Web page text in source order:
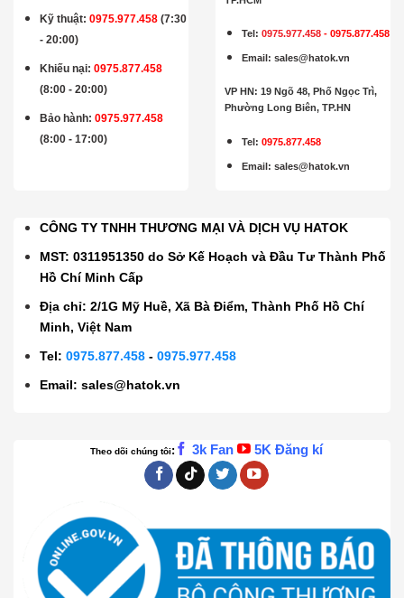
Kỹ thuật:0975.977.458 (7:30
- 20:00)
Khiếu nại: 0975.877.458
(8:00 - 20:00)
Bảo hành:0975.977.458
(8:00 - 17:00)
Tel:0975.977.458 -0975.877.458
Email:sales@hatok.vn
VP HN: 19 Ngõ 48, Phố Ngọc Trì,
Phường Long Biên, TP.HN
Tel: 0975.877.458
Email:sales@hatok.vn
CÔNG TY TNHH THƯƠNG MẠI VÀ DỊCH VỤ HATOK
MST: 0311951350 do Sở Kế Hoạch và Đầu Tư Thành Phố
Hồ Chí Minh Cấp
Địa chỉ: 2/1G Mỹ Huề, Xã Bà Điểm, Thành Phố Hồ Chí
Minh, Việt Nam
Tel:0975.877.458 -0975.977.458
Email:sales@hatok.vn
Theo dõi chúng tôi: 3k Fan 5K Đăng kí